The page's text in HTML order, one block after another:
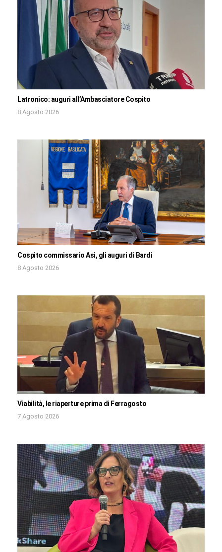
Latronico: auguri all’Ambasciatore Cospito
8 Agosto 2026
Cospito commissario Asi, gli auguri di Bardi
8 Agosto 2026
Viabilità, le riaperture prima di Ferragosto
7 Agosto 2026